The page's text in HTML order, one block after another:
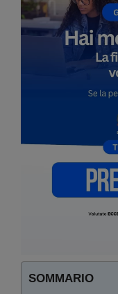
SOMMARIO